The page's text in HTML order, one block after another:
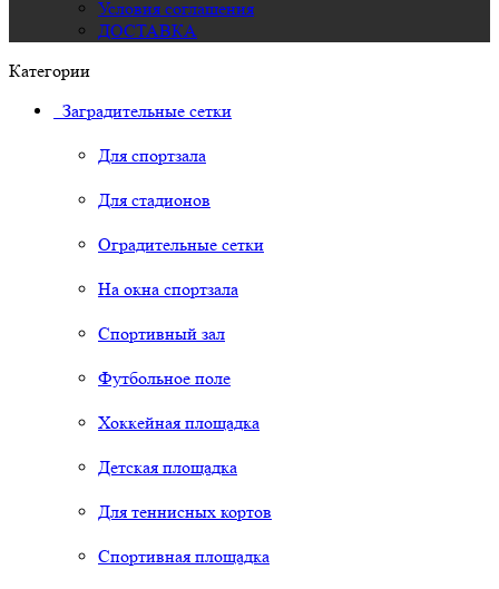
Условия соглашения
ДОСТАВКА
Категории
Заградительные сетки
Для спортзала
Для стадионов
Оградительные сетки
На окна спортзала
Спортивный зал
Футбольное поле
Хоккейная площадка
Детская площадка
Для теннисных кортов
Спортивная площадка